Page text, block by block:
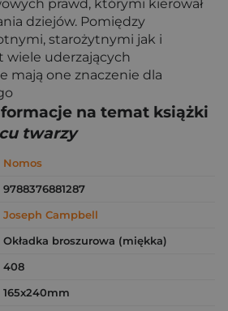
prawd, którymi kierował
dziejów. Pomiędzy
starożytnymi jak i
wiele uderzających
mają one znaczenie dla
na temat książki
twarzy
Nomos
9788376881287
Joseph Campbell
Okładka broszurowa (miękka)
408
165x240mm